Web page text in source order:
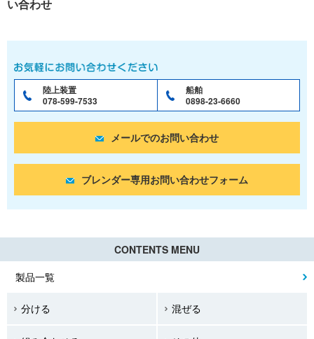
い合わせ
陸上装置
078-599-7533
船舶
0898-23-6660
メールでのお問い合わせ
ブレンダー専用お問い合わせフォーム
CONTENTS MENU
製品一覧
分ける 混ぜる